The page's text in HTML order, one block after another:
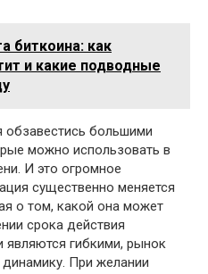
биткоина: как
и какие подводные
обзавестись большими
можно использовать в
И это огромное
существенно меняется
о том, какой она может
срока действия
являются гибкими, рынок
При желании